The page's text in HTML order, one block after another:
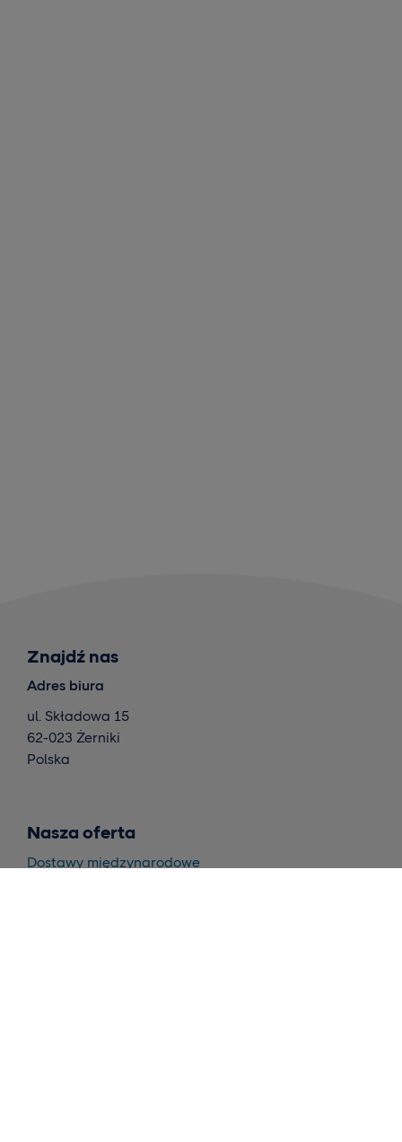
Znajdź nas
Adres biura
ul. Składowa 15
62-023 Żerniki
Polska
Nasza oferta
Dostawy międzynarodowe